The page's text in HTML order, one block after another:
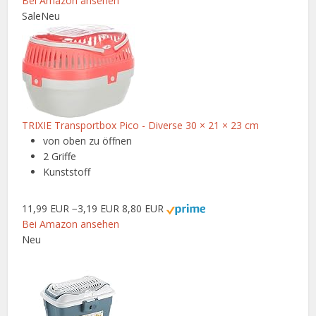
SaleNeu
TRIXIE Transportbox Pico - Diverse 30 × 21 × 23 cm
von oben zu öffnen
2 Griffe
Kunststoff
11,99 EUR −3,19 EUR 8,80 EUR
Bei Amazon ansehen
Neu